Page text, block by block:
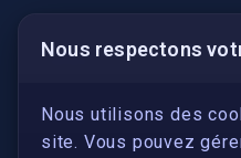
Nous respectons
Nous utilisons des
site. Vous pouvez
LIENS UTILES
S'inscrire
Qui sommes-nous ?